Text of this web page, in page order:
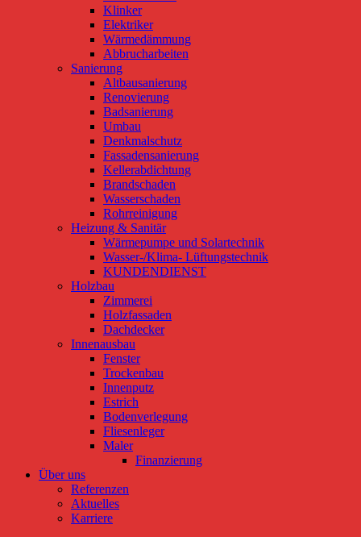
Klinker
Elektriker
Wärmedämmung
Abbrucharbeiten
Sanierung
Altbausanierung
Renovierung
Badsanierung
Umbau
Denkmalschutz
Fassadensanierung
Kellerabdichtung
Brandschaden
Wasserschaden
Rohrreinigung
Heizung & Sanitär
Wärmepumpe und Solartechnik
Wasser-/Klima- Lüftungstechnik
KUNDENDIENST
Holzbau
Zimmerei
Holzfassaden
Dachdecker
Innenausbau
Fenster
Trockenbau
Innenputz
Estrich
Bodenverlegung
Fliesenleger
Maler
Finanzierung
Über uns
Referenzen
Aktuelles
Karriere